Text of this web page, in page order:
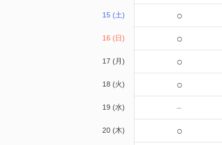
15 (土) ○
16 (日) ○
17 (月) ○
18 (火) ○
19 (水) －
20 (木) ○